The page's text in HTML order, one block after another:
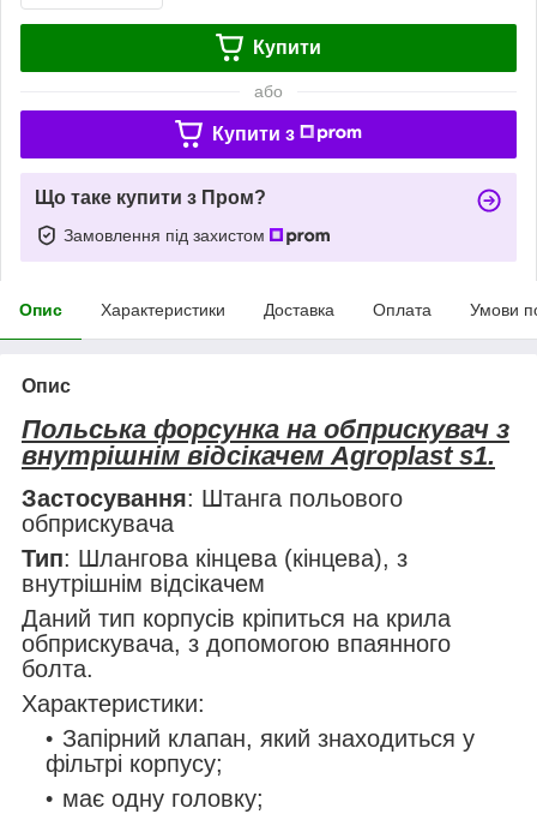
Купити
або
Купити з
Що таке купити з Пром?
Замовлення під захистом
Опис Характеристики Доставка Оплата Умови
Опис
Польська форсунка на обприскувач з
внутрішнім відсікачем Agroplast s1.
Застосування: Штанга польового
обприскувача
Тип: Шлангова кінцева (кінцева), з
внутрішнім відсікачем
Даний тип корпусів кріпиться на крила
обприскувача, з допомогою впаянного
болта.
Характеристики:
Запірний клапан, який знаходиться у
фільтрі корпусу;
має одну головку;